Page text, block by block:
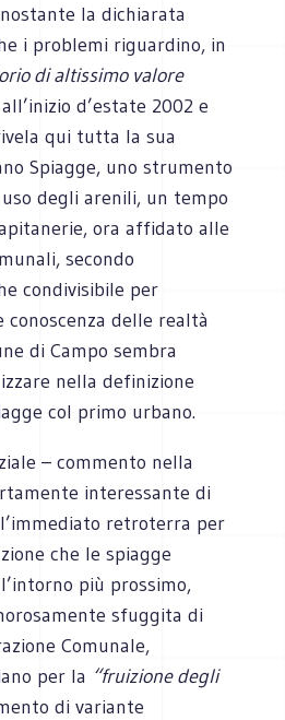
la dichiarata
i problemi riguardino, in
di altissimo valore
d’estate 2002 e
qui tutta la sua
Spiagge, uno strumento
degli arenili, un tempo
ora affidato alle
secondo
condivisibile per
conoscenza delle realtà
di Campo sembra
nella definizione
col primo urbano.
– commento nella
interessante di
retroterra per
che le spiagge
più prossimo,
sfuggita di
Comunale,
per la “fruizione degli
di variante